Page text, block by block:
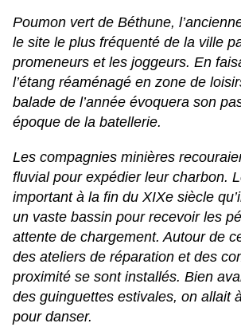
Poumon vert de Béthune,
le site le plus fréquenté de la ville
promeneurs et les joggeurs. En
l’étang réaménagé en zone de
balade de l’année évoquera son
époque de la batellerie.
Les compagnies minières
fluvial pour expédier leur charbon.
important à la fin du XIXe siècle
un vaste bassin pour recevoir les
attente de chargement. Autour de
des ateliers de réparation et des
proximité se sont installés. Bien
des guinguettes estivales, on allait
pour danser.